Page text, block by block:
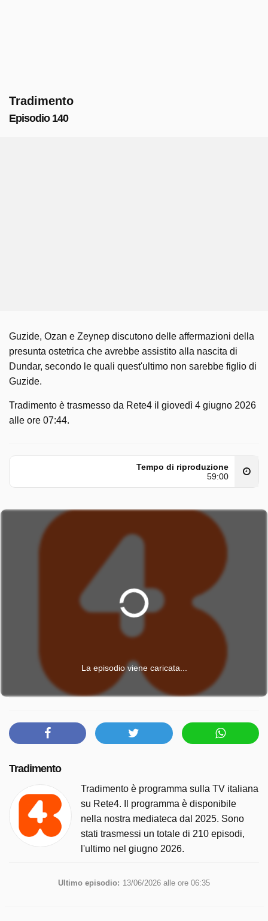
Tradimento
Episodio 140
Guzide, Ozan e Zeynep discutono delle affermazioni della
presunta ostetrica che avrebbe assistito alla nascita di
Dundar, secondo le quali quest'ultimo non sarebbe figlio di
Guzide.
Tradimento è trasmesso da Rete4 il giovedì 4 giugno 2026
alle ore 07:44.
Tempo di riproduzione
59:00
La episodio viene caricata...
Tradimento
Tradimento è programma sulla TV italiana
su Rete4. Il programma è disponibile
nella nostra mediateca dal 2025. Sono
stati trasmessi un totale di 210 episodi,
l'ultimo nel giugno 2026.
Ultimo episodio: 13/06/2026 alle ore 06:35